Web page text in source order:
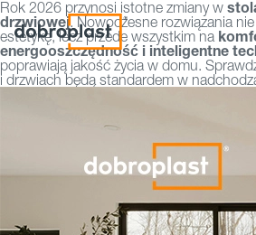
Rok 2026 przynosi istotne zmiany w
drzwiowej. Nowoczesne rozwiązania
estetykę, lecz przede wszystkim na
energooszczędność i inteligentne
poprawiają jakość życia w domu.
i drzwiach będą standardem w